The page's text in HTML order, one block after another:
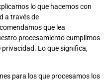
lo que hacemos con
a través de
que lea
procesamiento cumplimos
Lo que significa,
para los que procesamos los